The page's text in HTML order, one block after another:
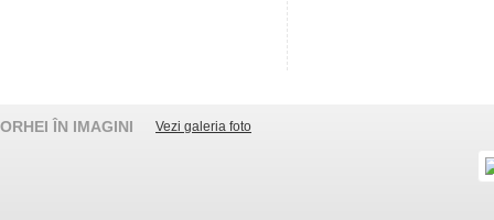
ORHEI ÎN IMAGINI Vezi galeria foto